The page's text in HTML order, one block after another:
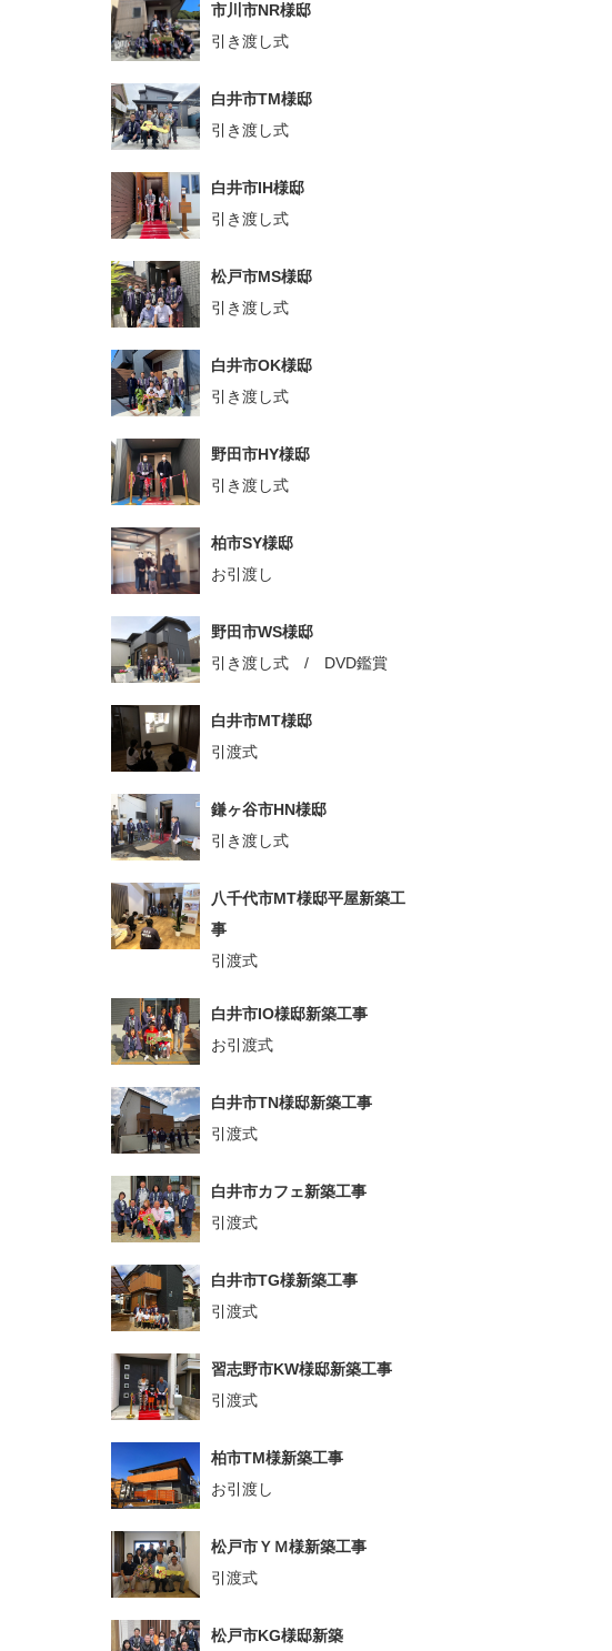
市川市NR様邸
引き渡し式
白井市TM様邸
引き渡し式
白井市IH様邸
引き渡し式
松戸市MS様邸
引き渡し式
白井市OK様邸
引き渡し式
野田市HY様邸
引き渡し式
柏市SY様邸
お引渡し
野田市WS様邸
引き渡し式 / DVD鑑賞
白井市MT様邸
引渡式
鎌ヶ谷市HN様邸
引き渡し式
八千代市MT様邸平屋新築工
事
引渡式
白井市IO様邸新築工事
お引渡式
白井市TN様邸新築工事
引渡式
白井市カフェ新築工事
引渡式
白井市TG様新築工事
引渡式
習志野市KW様邸新築工事
引渡式
柏市TM様新築工事
お引渡し
松戸市ＹＭ様新築工事
引渡式
松戸市KG様邸新築